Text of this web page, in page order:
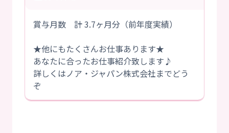
賞与月数 計 3.7ヶ月分（前年度実績）
★他にもたくさんお仕事あります★
あなたに合ったお仕事紹介致します♪
詳しくはノア・ジャパン株式会社までどう
ぞ